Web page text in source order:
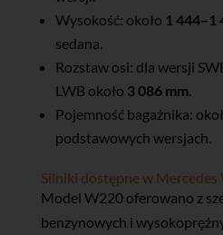
Wysokość: około 1 444–1
sedana.
Rozstaw osi: dla wersji
LWB około 3 086 mm.
Pojemność bagażnika:
podstawowych wersjach.
Silniki dostępne w Mercedes
Model W220 oferowano z
benzynowych i